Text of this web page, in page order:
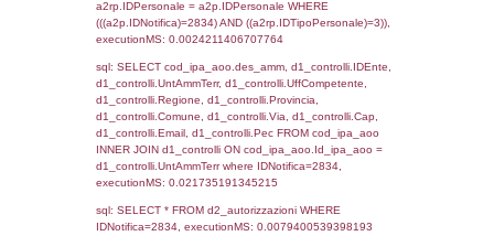
sql: SELECT `tablename`, `userlevelid`,
`userlevelpermissions` WHERE `userlevelid`
executionMS: 0.0011100769042969
sql: SELECT a1.RagioneSociale,
localita, el_prov.citta AS provincia,
DATE(n.DataInvioNotifica) as
n.FileNotificaZip, n.DataFileNotificaZip
LEFT JOIN infostabilimento i ON